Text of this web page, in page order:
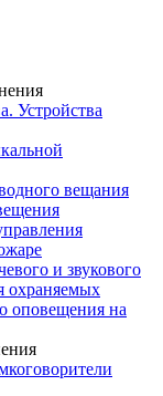
Устройства
вещания
и звукового
охраняемых
оповещения на